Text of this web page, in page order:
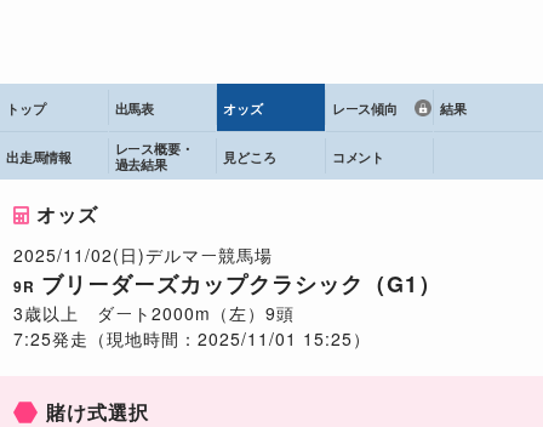
トップ 出馬表 オッズ レース傾向 結果
出走馬情報
レース概要・
過去結果
見どころ コメント
オッズ
2025/11/02(日)デルマー競馬場
9R ブリーダーズカップクラシック（G1）
3歳以上 ダート2000m（左）9頭
7:25発走（現地時間：2025/11/01 15:25）
賭け式選択